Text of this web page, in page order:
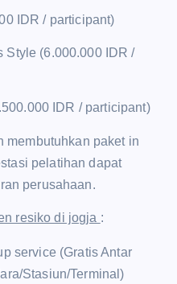
IDR / participant)
Style (6.000.000 IDR /
IDR / participant)
membutuhkan paket in
pelatihan dapat
perusahaan.
resiko di jogja :
service (Gratis Antar
Stasiun/Terminal)